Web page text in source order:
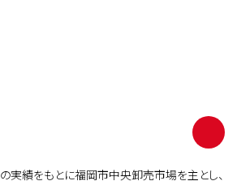
実績をもとに福岡市中央卸売市場を主とし、